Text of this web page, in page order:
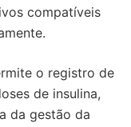
compatíveis
o registro de
de insulina,
da gestão da